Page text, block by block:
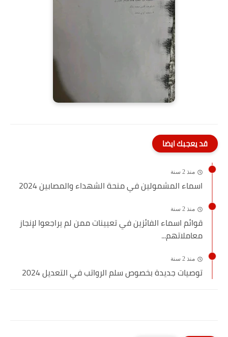
قد يعجبك ايضا
منذ 2 سنة
اسماء المشمولين في منحة الشهداء والمصابين 2024
منذ 2 سنة
قوائم اسماء الفائزين في تعيينات ممن لم يراجعوا لإنجاز
معاملاتهم...
منذ 2 سنة
توصيات جديدة بخصوص سلم الرواتب في التعديل 2024